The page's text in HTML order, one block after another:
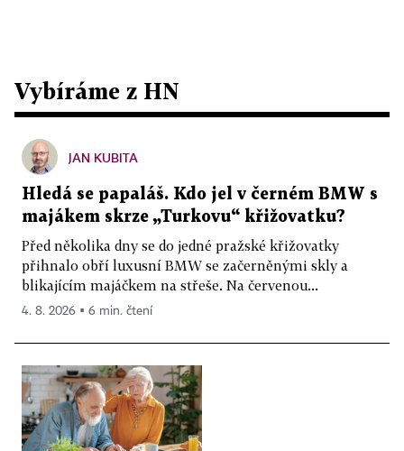
Vybíráme z HN
JAN KUBITA
Hledá se papaláš. Kdo jel v černém BMW s
majákem skrze „Turkovu“ křižovatku?
Před několika dny se do jedné pražské křižovatky
přihnalo obří luxusní BMW se začerněnými skly a
blikajícím majáčkem na střeše. Na červenou...
4. 8. 2026 ▪ 6 min. čtení